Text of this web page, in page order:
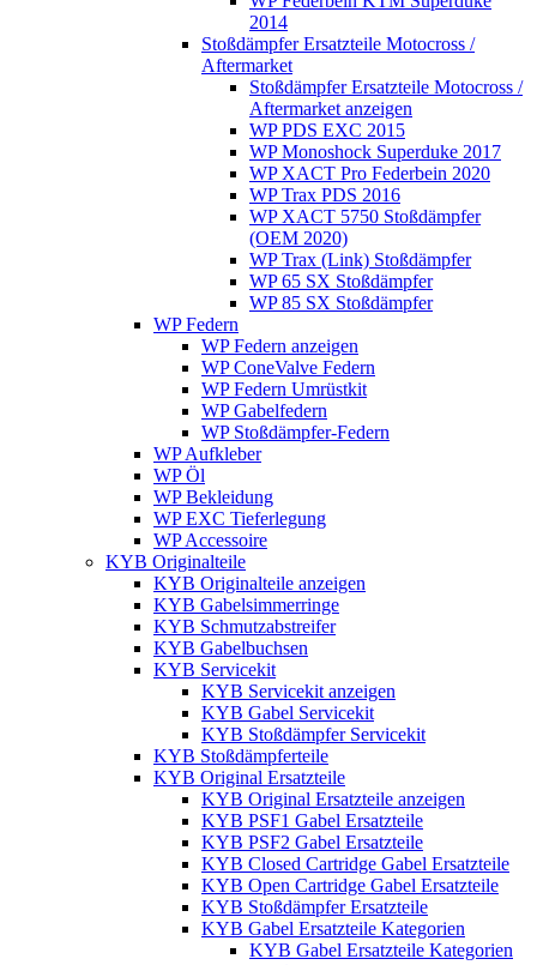
2014
Stoßdämpfer Ersatzteile Motocross /
Aftermarket
Stoßdämpfer Ersatzteile Motocross /
Aftermarket anzeigen
WP PDS EXC 2015
WP Monoshock Superduke 2017
WP XACT Pro Federbein 2020
WP Trax PDS 2016
WP XACT 5750 Stoßdämpfer
(OEM 2020)
WP Trax (Link) Stoßdämpfer
WP 65 SX Stoßdämpfer
WP 85 SX Stoßdämpfer
WP Federn
WP Federn anzeigen
WP ConeValve Federn
WP Federn Umrüstkit
WP Gabelfedern
WP Stoßdämpfer-Federn
WP Aufkleber
WP Öl
WP Bekleidung
WP EXC Tieferlegung
WP Accessoire
KYB Originalteile
KYB Originalteile anzeigen
KYB Gabelsimmerringe
KYB Schmutzabstreifer
KYB Gabelbuchsen
KYB Servicekit
KYB Servicekit anzeigen
KYB Gabel Servicekit
KYB Stoßdämpfer Servicekit
KYB Stoßdämpferteile
KYB Original Ersatzteile
KYB Original Ersatzteile anzeigen
KYB PSF1 Gabel Ersatzteile
KYB PSF2 Gabel Ersatzteile
KYB Closed Cartridge Gabel Ersatzteile
KYB Open Cartridge Gabel Ersatzteile
KYB Stoßdämpfer Ersatzteile
KYB Gabel Ersatzteile Kategorien
KYB Gabel Ersatzteile Kategorien